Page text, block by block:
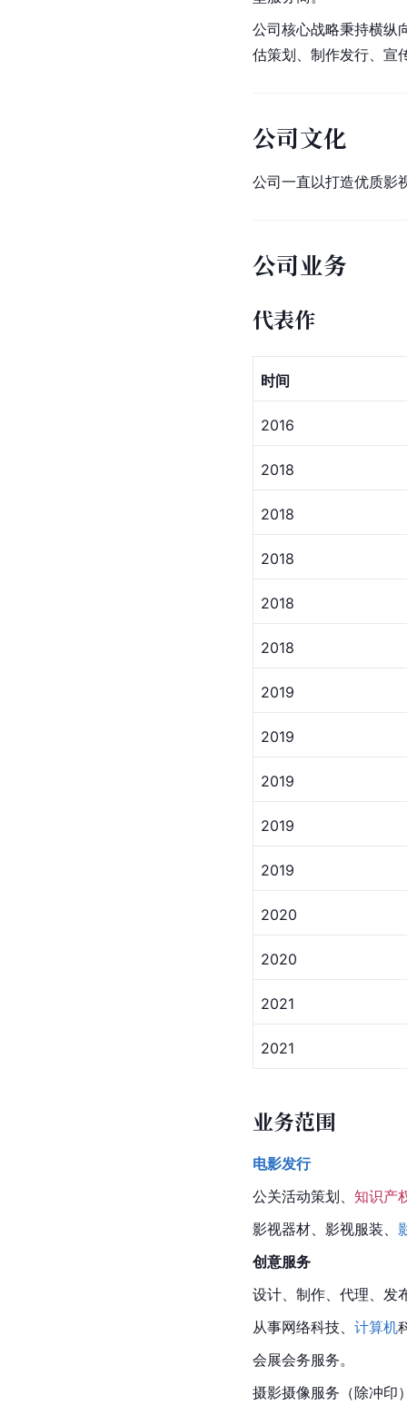
公司核心战略秉持横纵
估策划、制作发行、宣
公司文化
公司一直以打造优质影
公司业务
代表作
时间
2016
2018
2018
2018
2018
2018
2019
2019
2019
2019
2019
2020
2020
2021
2021
业务范围
电影发行
公关活动策划、 知识产
影视器材、影视服装、
创意服务
设计、制作、代理、发
从事网络科技、 计算机
会展会务服务。
摄影摄像服务（除冲印